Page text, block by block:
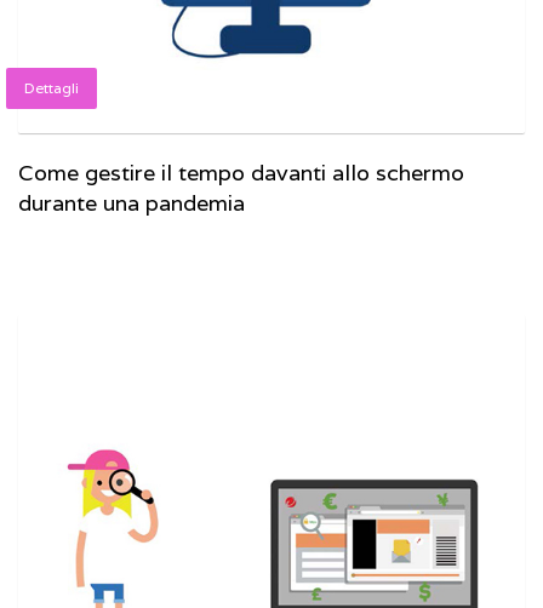
Dettagli
Come gestire il tempo davanti allo schermo
durante una pandemia